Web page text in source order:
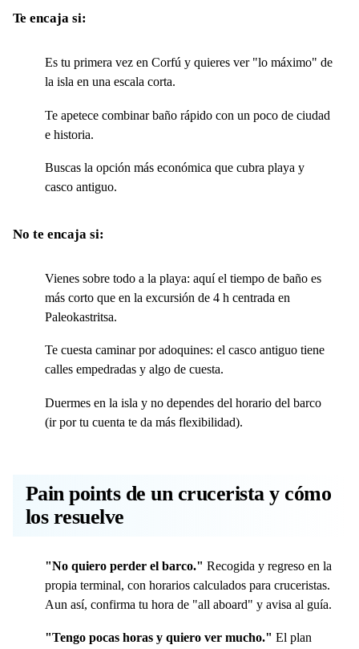
Te encaja si:
Es tu primera vez en Corfú y quieres ver "lo máximo" de
la isla en una escala corta.
Te apetece combinar baño rápido con un poco de ciudad
e historia.
Buscas la opción más económica que cubra playa y
casco antiguo.
No te encaja si:
Vienes sobre todo a la playa: aquí el tiempo de baño es
más corto que en la excursión de 4 h centrada en
Paleokastritsa.
Te cuesta caminar por adoquines: el casco antiguo tiene
calles empedradas y algo de cuesta.
Duermes en la isla y no dependes del horario del barco
(ir por tu cuenta te da más flexibilidad).
Pain points de un crucerista y cómo
los resuelve
"No quiero perder el barco." Recogida y regreso en la
propia terminal, con horarios calculados para cruceristas.
Aun así, confirma tu hora de "all aboard" y avisa al guía.
"Tengo pocas horas y quiero ver mucho." El plan